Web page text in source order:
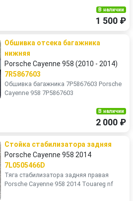
В наличии
1 500 ₽
Обшивка отсека багажника
нижняя
Porsche Cayenne 958 (2010 - 2014)
7R5867603
Обшивка багажника 7P5867603 Porsche
Cayenne 958 7Р5867603
В наличии
2 000 ₽
Стойка стабилизатора задняя
Porsche Cayenne 958 2014
7L0505466D
Тяга стабилизатора задняя правая
Porsche Cayenne 958 2014 Touareg nf